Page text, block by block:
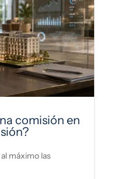
comisión en
máximo las